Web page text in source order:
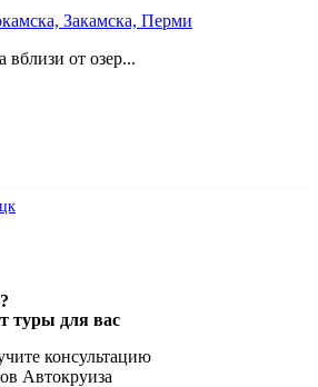
Закамска, Перми
вблизи от озер...
туры для вас
консультацию
Автокруиза